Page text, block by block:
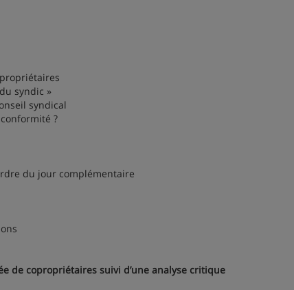
syndic »
syndical
?
du jour complémentaire
de copropriétaires suivi d’une analyse critique